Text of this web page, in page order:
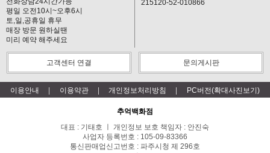
평일 오전10시~오후6시
토,일,공휴일 휴무
매장 방문 원하실땐
미리 예약 해주세요
215120-52-010866
고객센터 연결 문의게시판
이용안내 이용약관 개인정보처리방침 PC버전(확대사진보기)
추억백화점
대표 : 기태호 ㅣ 개인정보 보호 책임자 : 안진숙
사업자 등록번호 : 105-09-83366
통신판매업신고번호 : 파주시청 제 296호